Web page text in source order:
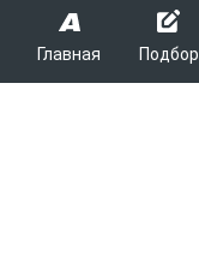
Главная Подбор